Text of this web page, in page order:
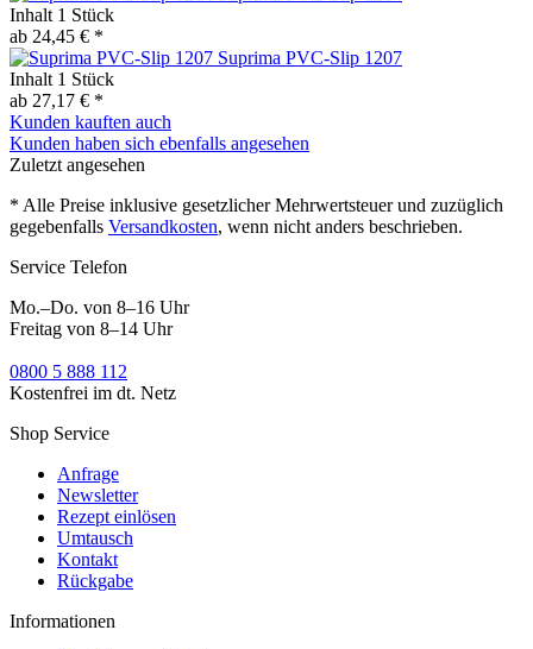
Inhalt 1 Stück
ab 24,45 € *
Suprima PVC-Slip 1207
Inhalt 1 Stück
ab 27,17 € *
Kunden kauften auch
Kunden haben sich ebenfalls angesehen
Zuletzt angesehen
* Alle Preise inklusive gesetzlicher Mehrwertsteuer und zuzüglich
gegebenfalls Versandkosten, wenn nicht anders beschrieben.
Service Telefon
Mo.–Do. von 8–16 Uhr
Freitag von 8–14 Uhr
0800 5 888 112
Kostenfrei im dt. Netz
Shop Service
Anfrage
Newsletter
Rezept einlösen
Umtausch
Kontakt
Rückgabe
Informationen